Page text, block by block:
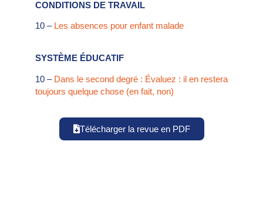
CONDITIONS DE TRAVAIL
10 – Les absences pour enfant malade
SYSTÈME ÉDUCATIF
10 – Dans le second degré : Évaluez : il en restera
toujours quelque chose (en fait, non)
Télécharger la revue en PDF